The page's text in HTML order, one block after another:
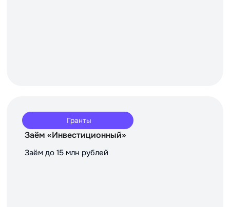
Гранты
Заём «Инвестиционный»
Заём до 15 млн рублей